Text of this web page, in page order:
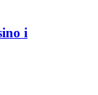
i